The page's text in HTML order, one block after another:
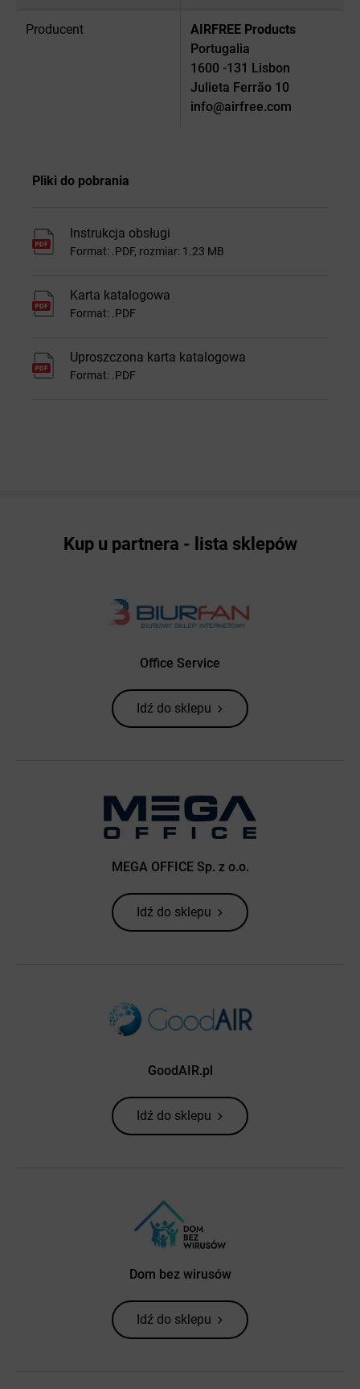
Producent
AIRFREE Products
Portugalia
1600 -131 Lisbon
Julieta Ferrão 10
info@airfree.com
Pliki do pobrania
Instrukcja obsługi
Format: .PDF, rozmiar: 1.23 MB
Karta katalogowa
Format: .PDF
Uproszczona karta katalogowa
Format: .PDF
Kup u partnera - lista sklepów
Office Service
Idź do sklepu
MEGA OFFICE Sp. z o.o.
Idź do sklepu
GoodAIR.pl
Idź do sklepu
Dom bez wirusów
Idź do sklepu